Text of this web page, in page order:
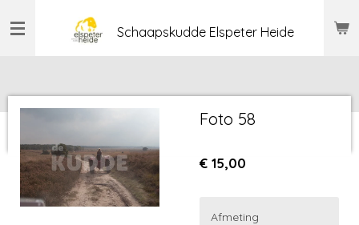
direct
Schaapskudde Elspeter Heide
Foto 58
€ 15,00
Afmeting